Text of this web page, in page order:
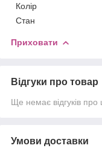
Колір
Стан
Приховати
Відгуки про товар
Ще немає відгуків про
Умови доставки